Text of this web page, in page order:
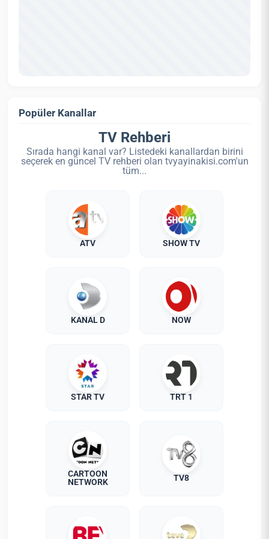
Popüler Kanallar
TV Rehberi
Sırada hangi kanal var? Listedeki kanallardan birini
seçerek en güncel TV rehberi olan tvyayinakisi.com'un
tüm...
ATV SHOW TV
KANAL D NOW
STAR TV TRT 1
CARTOON
NETWORK
TV8